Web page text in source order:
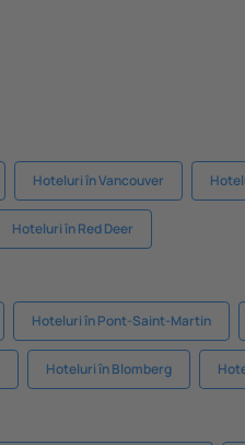
Hoteluri în Vancouver
Hoteluri în Red Deer
Hoteluri în Pont-Saint-Martin
Hoteluri în Blomberg